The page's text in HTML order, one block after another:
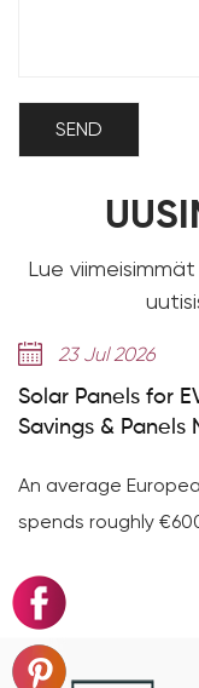
Lue
Jul 2026
for EV
& Panels Needed
European driver
roughly €600–€700